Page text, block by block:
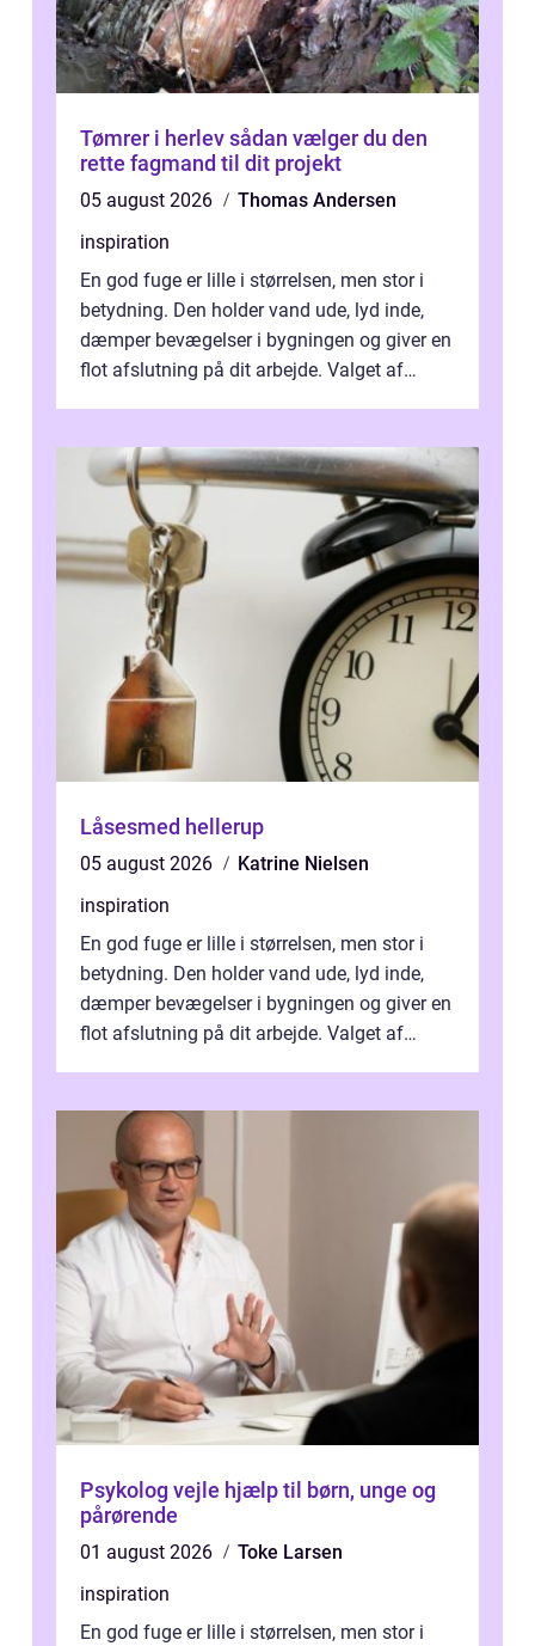
Tømrer i herlev sådan vælger du den
rette fagmand til dit projekt
05 august 2026
Thomas Andersen
inspiration
En god fuge er lille i størrelsen, men stor i
betydning. Den holder vand ude, lyd inde,
dæmper bevægelser i bygningen og giver en
flot afslutning på dit arbejde. Valget af
Låsesmed hellerup
05 august 2026
Katrine Nielsen
inspiration
En god fuge er lille i størrelsen, men stor i
betydning. Den holder vand ude, lyd inde,
dæmper bevægelser i bygningen og giver en
flot afslutning på dit arbejde. Valget af
Psykolog vejle hjælp til børn, unge og
pårørende
01 august 2026
Toke Larsen
inspiration
En god fuge er lille i størrelsen, men stor i